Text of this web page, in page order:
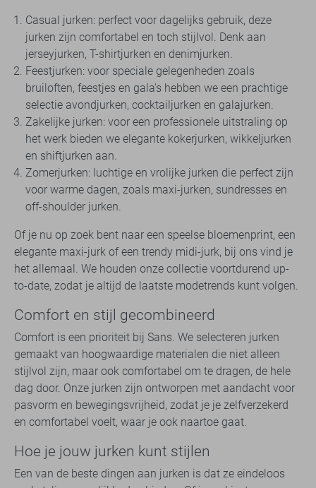
Casual jurken: perfect voor dagelijks gebruik, deze
jurken zijn comfortabel en toch stijlvol. Denk aan
jerseyjurken, T-shirtjurken en denimjurken.
Feestjurken: voor speciale gelegenheden zoals
bruiloften, feestjes en gala's hebben we een prachtige
selectie avondjurken, cocktailjurken en galajurken.
Zakelijke jurken: voor een professionele uitstraling op
het werk bieden we elegante kokerjurken, wikkeljurken
en shiftjurken aan.
Zomerjurken: luchtige en vrolijke jurken die perfect zijn
voor warme dagen, zoals maxi-jurken, sundresses en
off-shoulder jurken.
Of je nu op zoek bent naar een speelse bloemenprint, een
elegante maxi-jurk of een trendy midi-jurk, bij ons vind je
het allemaal. We houden onze collectie voortdurend up-
to-date, zodat je altijd de laatste modetrends kunt volgen.
Comfort en stijl gecombineerd
Comfort is een prioriteit bij Sans. We selecteren jurken
gemaakt van hoogwaardige materialen die niet alleen
stijlvol zijn, maar ook comfortabel om te dragen, de hele
dag door. Onze jurken zijn ontworpen met aandacht voor
pasvorm en bewegingsvrijheid, zodat je je zelfverzekerd
en comfortabel voelt, waar je ook naartoe gaat.
Hoe je jouw jurken kunt stijlen
Een van de beste dingen aan jurken is dat ze eindeloos